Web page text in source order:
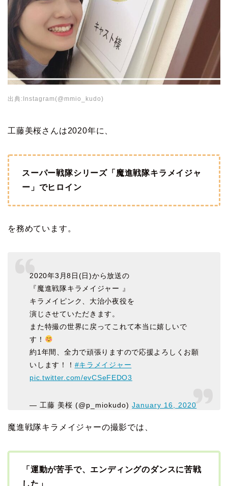
出典:Instagram(@mmio_kudo)
工藤美桜さんは2020年に、
スーパー戦隊シリーズ「魔進戦隊キラメイジャ
ー」でヒロイン
を務めています。
2020年3月8日(日)から放送の
『魔進戦隊キラメイジャー 』
キラメイピンク、大治小夜役を
演じさせていただきます。
また特撮の世界に戻ってこれて本当に嬉しいで
す！
約1年間、全力で頑張りますので応援よろしくお願
いします！！ #キラメイジャー
pic.twitter.com/evCSeFEDO3
— 工藤 美桜 (@p_miokudo)January 16, 2020
魔進戦隊キラメイジャーの撮影では、
「運動が苦手で、エンディングのダンスに苦戦
した」